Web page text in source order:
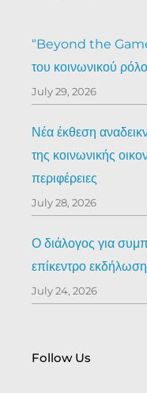
“Beyond the
του κοινωνικού
July 29, 2026
Νέα έκθεση
της κοινωνικής
περιφέρειες
July 28, 2026
Ο διάλογος για
επίκεντρο
July 24, 2026
Follow Us